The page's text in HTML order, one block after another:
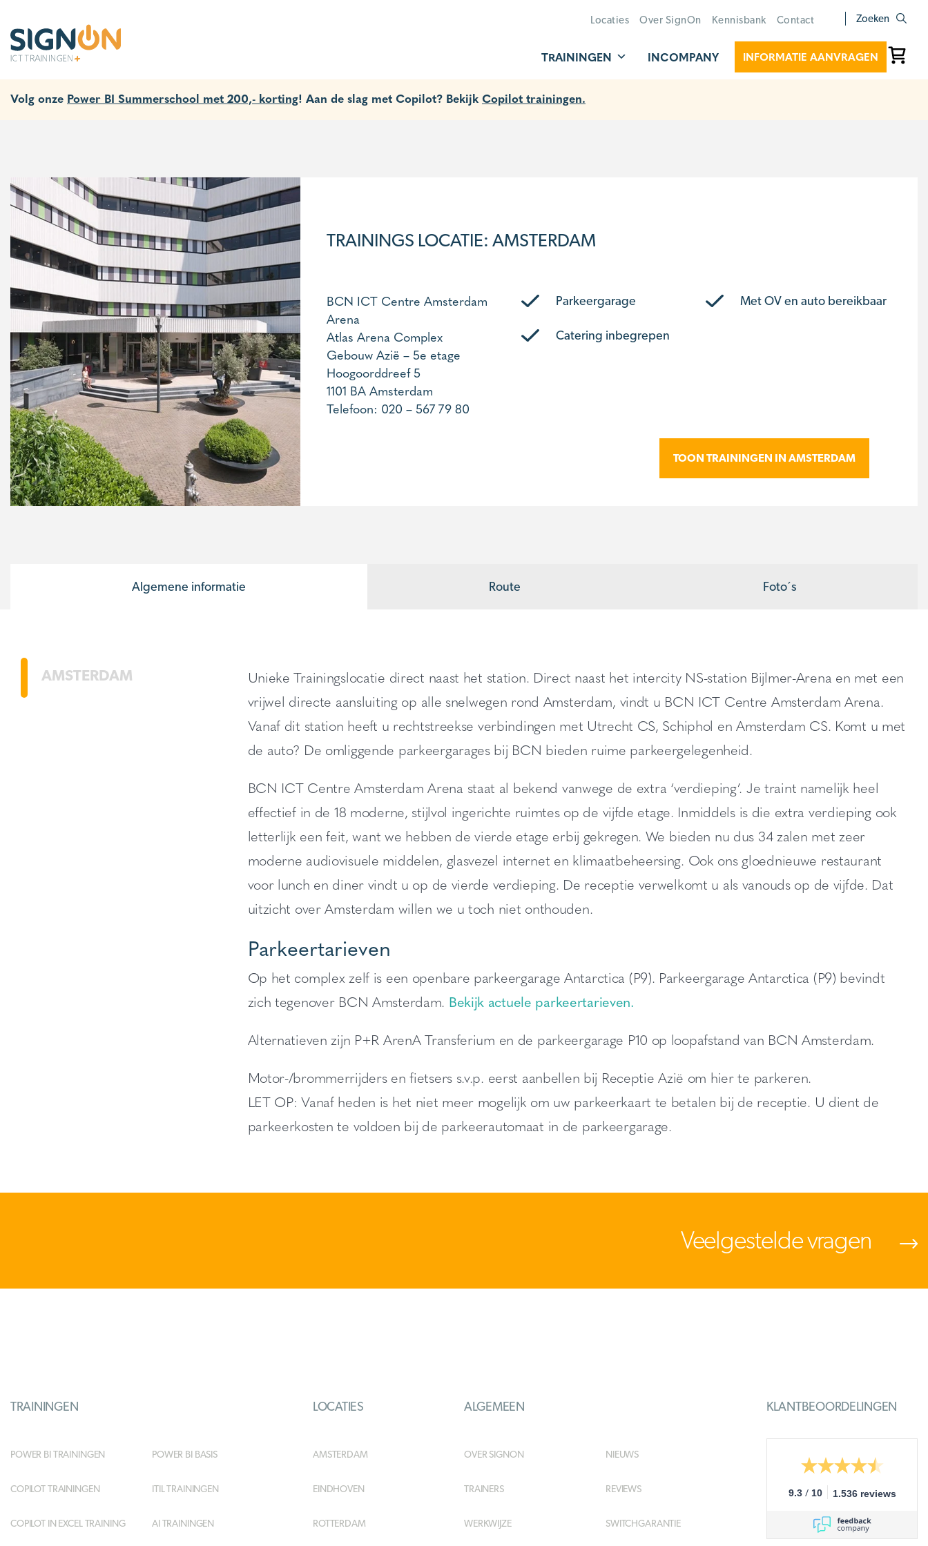
Locaties Over SignOn Kennisbank Contact Zoeken
TRAININGEN INCOMPANY INFORMATIE AANVRAGEN
Volg onze Power BI Summerschool met 200,- korting! Aan de slag met Copilot? Bekijk Copilot trainingen.
TRAININGS LOCATIE: AMSTERDAM
BCN ICT Centre Amsterdam
Arena
Atlas Arena Complex
Gebouw Azië – 5e etage
Hoogoorddreef 5
1101 BA Amsterdam
Telefoon: 020 – 567 79 80
Parkeergarage Met OV en auto bereikbaar
Catering inbegrepen
TOON TRAININGEN IN AMSTERDAM
Algemene informatie Route Foto´s
AMSTERDAM
Unieke Trainingslocatie direct naast het station. Direct naast het intercity NS-station Bijlmer-Arena en met een
vrijwel directe aansluiting op alle snelwegen rond Amsterdam, vindt u BCN ICT Centre Amsterdam Arena.
Vanaf dit station heeft u rechtstreekse verbindingen met Utrecht CS, Schiphol en Amsterdam CS. Komt u met
de auto? De omliggende parkeergarages bij BCN bieden ruime parkeergelegenheid.
BCN ICT Centre Amsterdam Arena staat al bekend vanwege de extra ‘verdieping’. Je traint namelijk heel
effectief in de 18 moderne, stijlvol ingerichte ruimtes op de vijfde etage. Inmiddels is die extra verdieping ook
letterlijk een feit, want we hebben de vierde etage erbij gekregen. We bieden nu dus 34 zalen met zeer
moderne audiovisuele middelen, glasvezel internet en klimaatbeheersing. Ook ons gloednieuwe restaurant
voor lunch en diner vindt u op de vierde verdieping. De receptie verwelkomt u als vanouds op de vijfde. Dat
uitzicht over Amsterdam willen we u toch niet onthouden.
Parkeertarieven
Op het complex zelf is een openbare parkeergarage Antarctica (P9). Parkeergarage Antarctica (P9) bevindt
zich tegenover BCN Amsterdam. Bekijk actuele parkeertarieven.
Alternatieven zijn P+R ArenA Transferium en de parkeergarage P10 op loopafstand van BCN Amsterdam.
Motor-/brommerrijders en fietsers s.v.p. eerst aanbellen bij Receptie Azië om hier te parkeren.
LET OP: Vanaf heden is het niet meer mogelijk om uw parkeerkaart te betalen bij de receptie. U dient de
parkeerkosten te voldoen bij de parkeerautomaat in de parkeergarage.
Veelgestelde vragen
TRAININGEN
POWER BI TRAININGEN POWER BI BASIS
COPILOT TRAININGEN ITIL TRAININGEN
COPILOT IN EXCEL TRAINING AI TRAININGEN
LOCATIES
AMSTERDAM
EINDHOVEN
ROTTERDAM
ALGEMEEN
OVER SIGNON NIEUWS
TRAINERS REVIEWS
WERKWIJZE SWITCHGARANTIE
KLANTBEOORDELINGEN
9.3 / 10 1.536 reviews